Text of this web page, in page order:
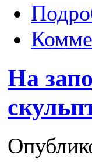
На